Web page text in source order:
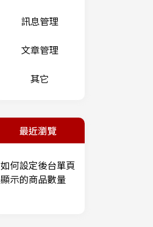
訊息管理
文章管理
其它
最近瀏覽
如何設定後台單頁
顯示的商品數量